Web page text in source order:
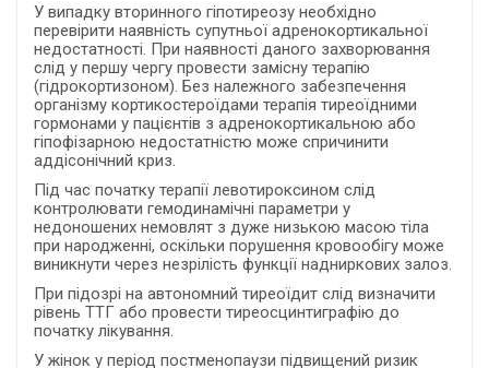
У випадку вторинного гіпотиреозу необхідно
перевірити наявність супутньої адренокортикальної
недостатності. При наявності даного захворювання
слід у першу чергу провести замісну терапію
(гідрокортизоном). Без належного забезпечення
організму кортикостероїдами терапія тиреоїдними
гормонами у пацієнтів з адренокортикальною або
гіпофізарною недостатністю може спричинити
аддісонічний криз.
Під час початку терапії левотироксином слід
контролювати гемодинамічні параметри у
недоношених немовлят з дуже низькою масою тіла
при народженні, оскільки порушення кровообігу може
виникнути через незрілість функції надниркових залоз.
При підозрі на автономний тиреоїдит слід визначити
рівень ТТГ або провести тиреосцинтиграфію до
початку лікування.
У жінок у період постменопаузи підвищений ризик